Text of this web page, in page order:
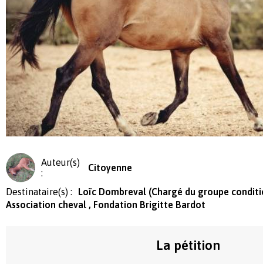
Auteur(s)
:
Citoyenne
Destinataire(s) :
Loïc Dombreval (Chargé du groupe
Association cheval , Fondation Brigitte Bardot
La pétition